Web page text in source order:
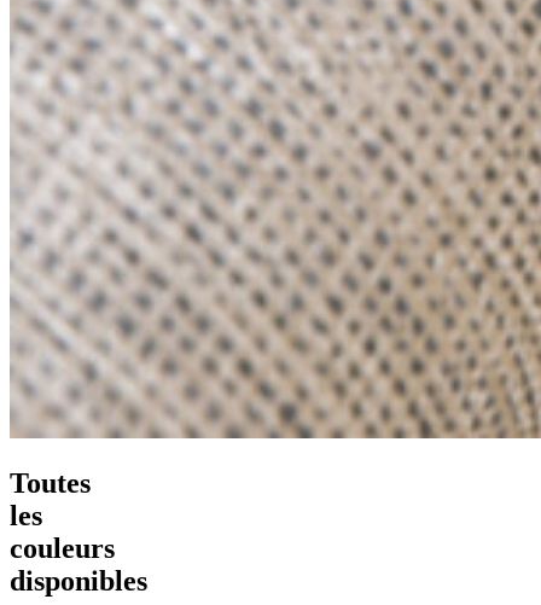
Toutes
les
couleurs
disponibles